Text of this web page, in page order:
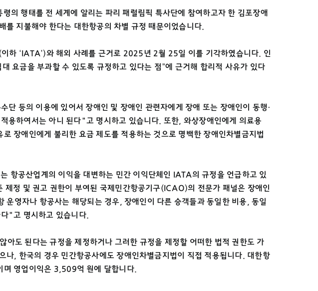
행태를 전 세계에 알리는 파리 패럴림픽 특사단에 참여하고자 한 김포장애
지불해야 한다는 대한항공의 차별 규정 때문이었습니다.
하 ‘IATA’)와 해외 사례를 근거로 2025년 2월 25일 이를 기각하였습니다. 인
요금을 부과할 수 있도록 규정하고 있다는 점”에 근거해 합리적 사유가 있다
등의 이용에 있어서 장애인 및 장애인 관련자에게 장애 또는 장애인이 동행·
용하여서는 아니 된다"고 명시하고 있습니다. 또한, 와상장애인에게 의료용
장애인에게 불리한 요금 제도를 적용하는 것으로 명백한 장애인차별금지법
항공산업계의 이익을 대변하는 민간 이익단체인 IATA의 규정을 언급하고 있
제정 및 권고 권한이 부여된 국제민간항공기구(ICAO)의 전문가 패널은 장애인
영자나 항공사는 해당되는 경우, 장애인이 다른 승객들과 동일한 비용, 동일
"고 명시하고 있습니다.
도 된다는 규정을 제정하거나 그러한 규정을 제정할 어떠한 법적 권한도 가
, 한국의 경우 민간항공사에도 장애인차별금지법이 직접 적용됩니다. 대한항
영업이익은 3,509억 원에 달합니다.